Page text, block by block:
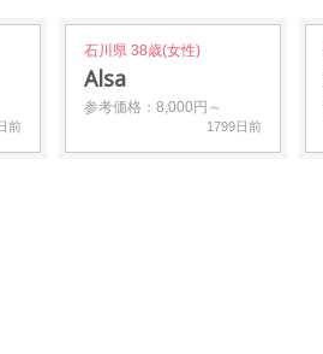
前
石川県 38歳(女性)
Alsa
参考価格：8,000円～
1799日前